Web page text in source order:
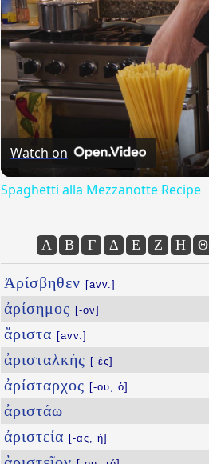
Watch on
Spaghetti alla Mezzanotte Recipe
Α Β Γ Δ Ε Ζ Η Θ
Ἀρίσβηθεν [avv.]
ἀρίσημος [-ον]
ἄριστα [avv.]
ἀρισταλκής [-ές]
ἀρίσταρχος [-ου, ὁ]
ἀριστάω
ἀριστεία [-ας, ἡ]